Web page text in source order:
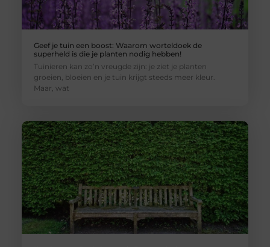
Geef je tuin een boost: Waarom worteldoek de
superheld is die je planten nodig hebben!
Tuinieren kan zo’n vreugde zijn: je ziet je planten
groeien, bloeien en je tuin krijgt steeds meer kleur.
Maar, wat